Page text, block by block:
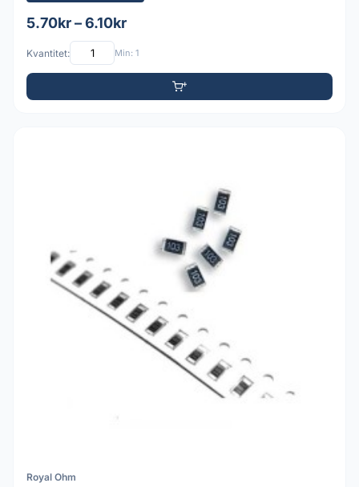
5.70kr – 6.10kr
Kvantitet: Min: 1
Royal Ohm